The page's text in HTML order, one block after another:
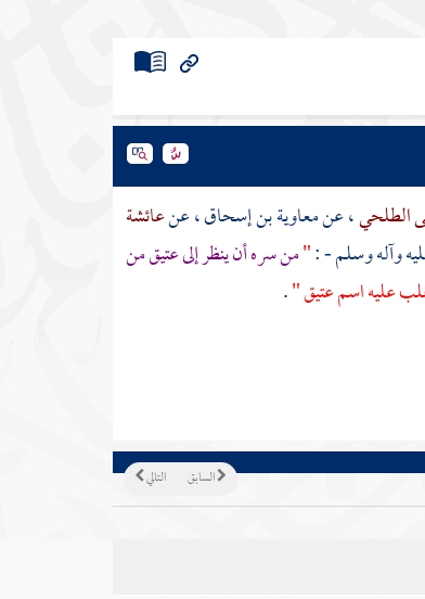
الطلحي، عنمعاوية بن إسحاق، عنعائشة
وآله وسلم - :"من سره أن ينظر إلى عتيق من
عليه اسمعتيق"
.
التالي السابق